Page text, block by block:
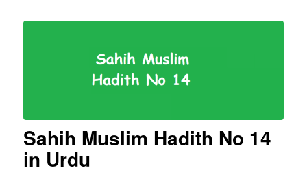
Sahih Muslim Hadith No 14
in Urdu